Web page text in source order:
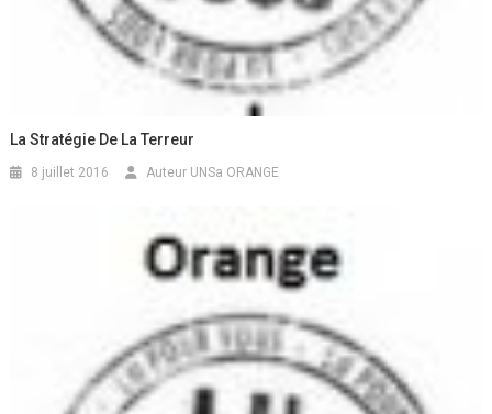
La Stratégie De La Terreur
8 juillet 2016 Auteur UNSa ORANGE